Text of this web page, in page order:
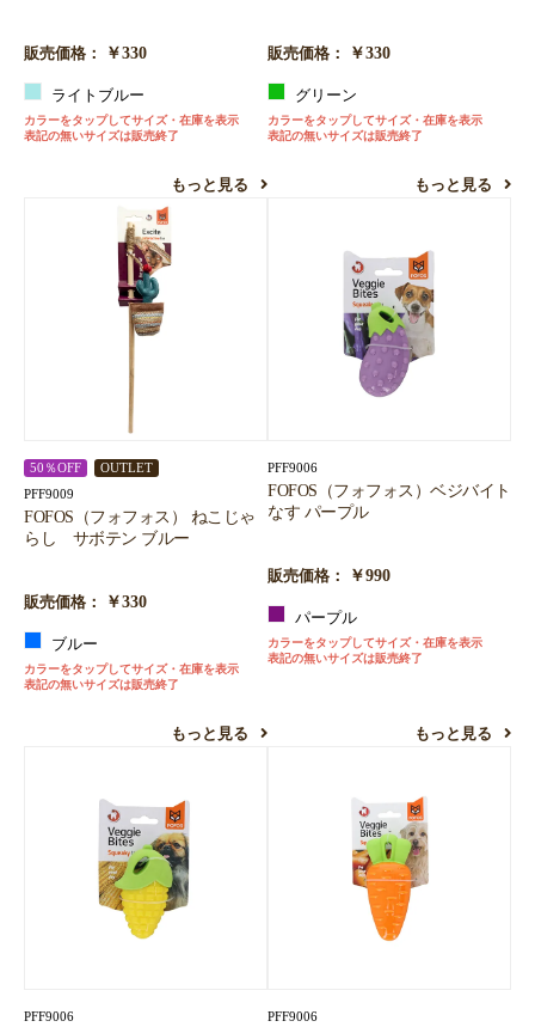
販売価格： ￥330
ライトブルー
カラーをタップしてサイズ・在庫を表示
表記の無いサイズは販売終了
もっと見る
販売価格： ￥330
グリーン
カラーをタップしてサイズ・在庫を表示
表記の無いサイズは販売終了
もっと見る
50％OFF OUTLET
PFF9009
FOFOS（フォフォス） ねこじゃ
らし サボテン ブルー
販売価格： ￥330
ブルー
カラーをタップしてサイズ・在庫を表示
表記の無いサイズは販売終了
もっと見る
PFF9006
FOFOS（フォフォス）ベジバイト
なす パープル
販売価格： ￥990
パープル
カラーをタップしてサイズ・在庫を表示
表記の無いサイズは販売終了
もっと見る
PFF9006 PFF9006